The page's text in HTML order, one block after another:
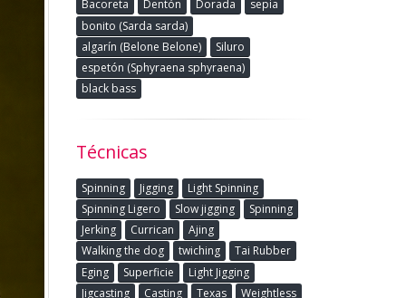
Bacoreta
Dentón Dorada
sepia
bonito (Sarda sarda)
algarín (Belone Belone)
Siluro
espetón (Sphyraena sphyraena)
black bass
Técnicas
Spinning Jigging
Light Spinning
Spinning Ligero
Slow jigging
Spinning
Jerking
Currican
Ajing
Walking the dog
twiching
Tai Rubber
Eging
Superficie
Light Jigging
Jigcasting
Casting Texas
Weightless